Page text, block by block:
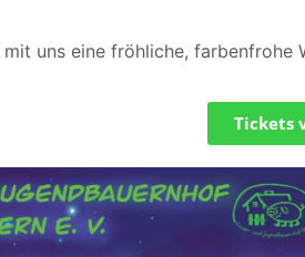
uns eine fröhliche, farbenfrohe
Tickets